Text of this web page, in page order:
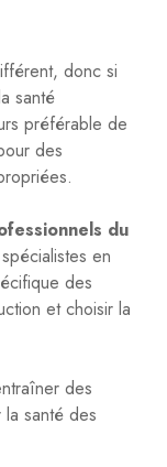
donc si
santé
préférable de
des
du
en
des
et choisir la
des
santé des